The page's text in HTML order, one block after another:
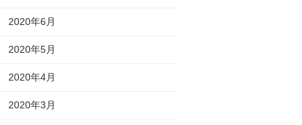
2020年6月
2020年5月
2020年4月
2020年3月